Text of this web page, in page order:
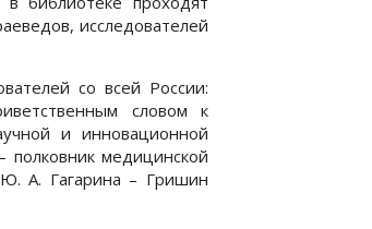
исследователей
со всей России:
словом к
и инновационной
медицинской
Ю. А. Гагарина – Гришин